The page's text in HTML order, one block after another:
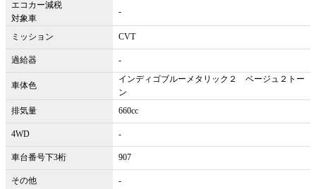
エコカー減税
対象車
-
ミッション CVT
過給器 -
車体色
インディゴブルーメタリック２ ベージュ２トー
ン
排気量
660cc
4WD -
車台番号下3桁 907
その他 -